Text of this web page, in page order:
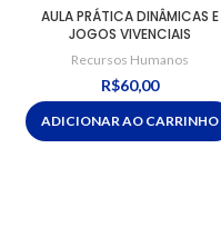
AULA PRÁTICA DINÂMICAS E
JOGOS VIVENCIAIS
Recursos Humanos
R$60,00
ADICIONAR AO CARRINHO